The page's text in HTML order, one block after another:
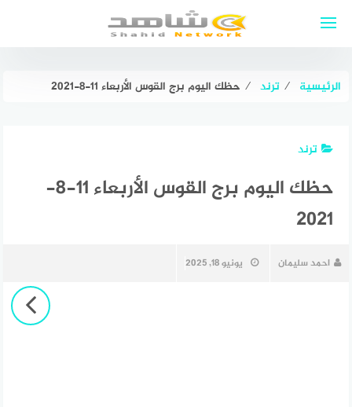
الرئيسية ⁄ ترند ⁄ حظك اليوم برج القوس الأربعاء 11-8-2021
ترند
حظك اليوم برج القوس الأربعاء 11-8-
2021
احمد سليمان يونيو 18, 2025